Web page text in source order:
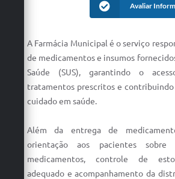
Avaliar
A Farmácia Municipal é o serviço
de medicamentos e insumos
Saúde (SUS), garantindo o
tratamentos prescritos e
cuidado em saúde.
Além da entrega de
orientação aos pacientes
medicamentos, controle de
adequado e acompanhamento da